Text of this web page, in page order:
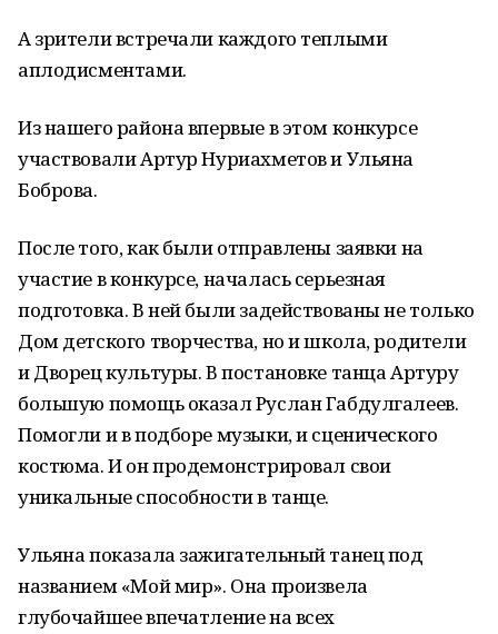
А зрители встречали каждого теплыми
аплодисментами.
Из нашего района впервые в этом конкурсе
участвовали Артур Нуриахметов и Ульяна
Боброва.
После того, как были отправлены заявки на
участие в конкурсе, началась серьезная
подготовка. В ней были задействованы не только
Дом детского творчества, но и школа, родители
и Дворец культуры. В постановке танца Артуру
большую помощь оказал Руслан Габдулгалеев.
Помогли и в подборе музыки, и сценического
костюма. И он продемонстрировал свои
уникальные способности в танце.
Ульяна показала зажигательный танец под
названием «Мой мир». Она произвела
глубочайшее впечатление на всех